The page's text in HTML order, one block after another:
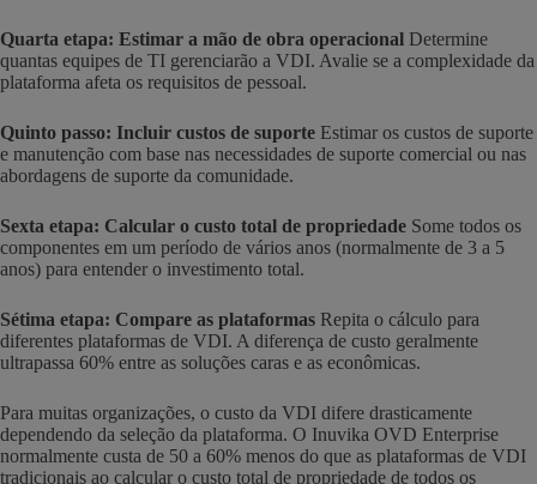
Quarta etapa: Estimar a mão de obra operacional Determine
quantas equipes de TI gerenciarão a VDI. Avalie se a complexidade da
plataforma afeta os requisitos de pessoal.
Quinto passo: Incluir custos de suporte Estimar os custos de suporte
e manutenção com base nas necessidades de suporte comercial ou nas
abordagens de suporte da comunidade.
Sexta etapa: Calcular o custo total de propriedade Some todos os
componentes em um período de vários anos (normalmente de 3 a 5
anos) para entender o investimento total.
Sétima etapa: Compare as plataformas Repita o cálculo para
diferentes plataformas de VDI. A diferença de custo geralmente
ultrapassa 60% entre as soluções caras e as econômicas.
Para muitas organizações, o custo da VDI difere drasticamente
dependendo da seleção da plataforma. O Inuvika OVD Enterprise
normalmente custa de 50 a 60% menos do que as plataformas de VDI
tradicionais ao calcular o custo total de propriedade de todos os